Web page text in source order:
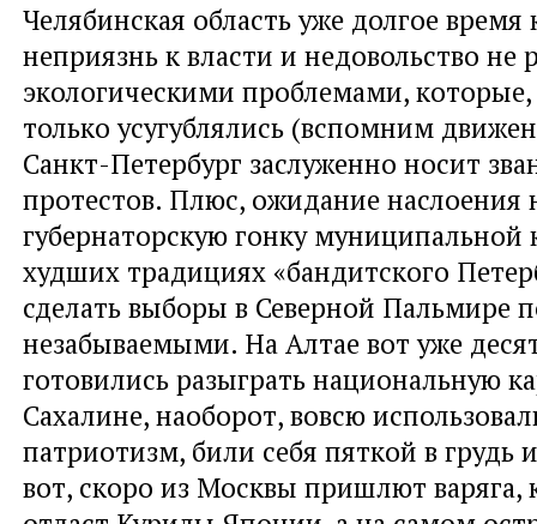
Челябинская область уже долгое время
неприязнь к власти и недовольство
экологическими проблемами,
только усугублялись (вспомним
Санкт-Петербург заслуженно носит
протестов. Плюс, ожидание наслоения
губернаторскую гонку муниципальной
худших традициях «бандитского
сделать выборы в Северной Пальмире
незабываемыми. На Алтае вот уже
готовились разыграть национальную
Сахалине, наоборот, вовсю
патриотизм, били себя пяткой в грудь
вот, скоро из Москвы пришлют варяга,